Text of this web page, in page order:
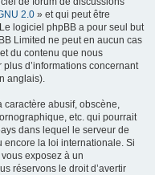
2.0 » et qui peut être
logiciel phpBB a pour seul but
Limited ne peut en aucun cas
du contenu que nous
d’informations concernant
anglais).
caractère abusif, obscène,
etc. qui pourrait
dans lequel le serveur de
encore la loi internationale. Si
exposez à un
réservons le droit d’avertir